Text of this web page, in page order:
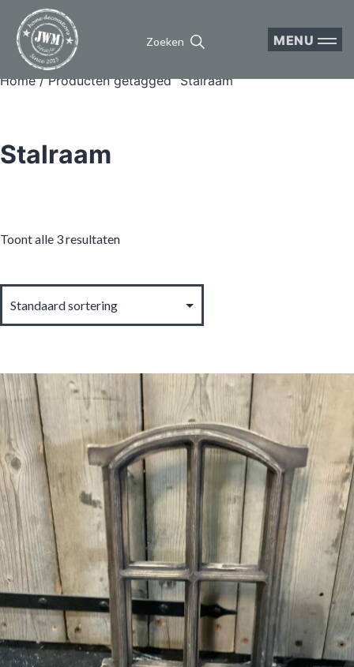
Zoeken MENU
Home/ Producten getagged “Stalraam”
Stalraam
Toont alle 3 resultaten